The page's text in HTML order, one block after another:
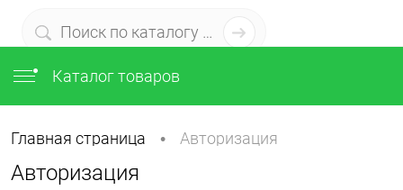
Каталог товаров
Главная страница • Авторизация
Авторизация